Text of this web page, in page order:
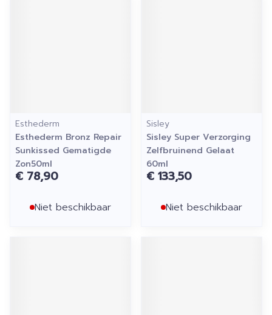
Esthederm
Esthederm Bronz Repair
Sunkissed Gematigde
Zon50ml
€ 78,90
Niet beschikbaar
Sisley
Sisley Super Verzorging
Zelfbruinend Gelaat
60ml
€ 133,50
Niet beschikbaar